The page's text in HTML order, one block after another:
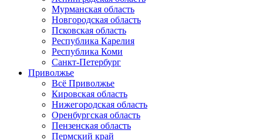
Мурманская область
Новгородская область
Псковская область
Республика Карелия
Республика Коми
Санкт-Петербург
Приволжье
Всё Приволжье
Кировская область
Нижегородская область
Оренбургская область
Пензенская область
Пермский край